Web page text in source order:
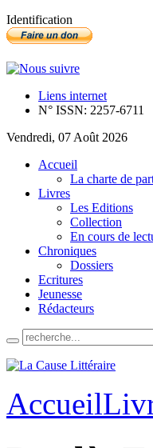
Identification
Liens internet
N° ISSN: 2257-6711
Vendredi, 07 Août 2026
Accueil
La charte de
Livres
Les Editions
Collection
En cours de
Chroniques
Dossiers
Ecritures
Jeunesse
Rédacteurs
Accueil